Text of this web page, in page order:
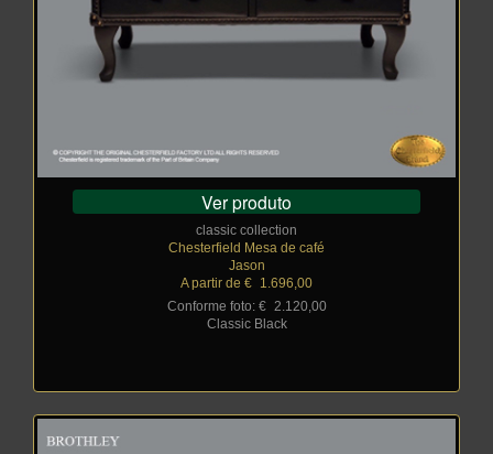
Ver produto
classic collection
Chesterfield Mesa de café
Jason
A partir de €
1.696,00
Conforme foto: €_ 2.120,00
Classic Black